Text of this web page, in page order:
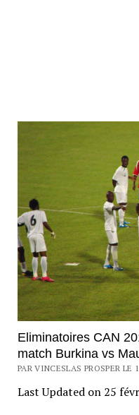
Eliminatoires CAN
match Burkina vs
PAR VINCESLAS PROSPER LE
Last Updated on 25